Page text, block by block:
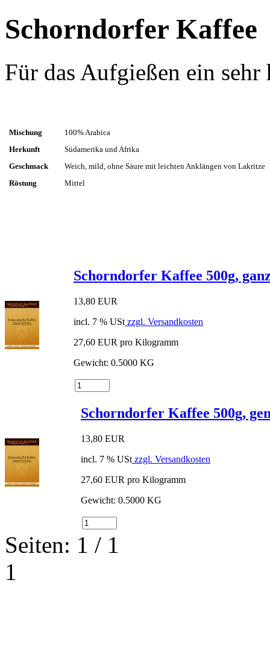
Schorndorfer Kaffee
Für das Aufgießen ein
Mischung
100% Arabica
Herkunft
Südamerika und Afrika
Geschmack
Weich, mild, ohne Säure mit leichten Anklängen von Lakritze
Röstung
Mittel
Schorndorfer Kaffee 500g,
13,80 EUR
incl. 7 % USt zzgl. Versandkosten
27,60 EUR pro Kilogramm
Gewicht: 0.5000 KG
Schorndorfer Kaffee 500g,
13,80 EUR
incl. 7 % USt zzgl. Versandkosten
27,60 EUR pro Kilogramm
Gewicht: 0.5000 KG
Seiten: 1 / 1
1